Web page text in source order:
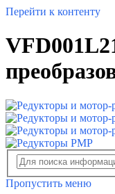
Перейти к контенту
Пропустить меню